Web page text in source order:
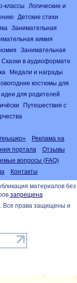
классы
Логические и
Детские стихи
Занимательная
химия
Занимательная
Сказки в аудиоформате
Медали и награды
костюмы для
для родителей
Путешествия с
Реклама на
портала
Отзывы
вопросы (FAQ)
Контакты
материалов без
запрещена
Все права защищены и